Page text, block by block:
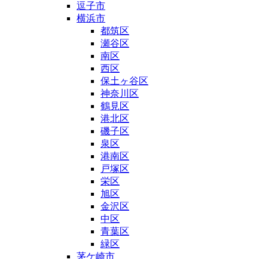
逗子市
横浜市
都筑区
瀬谷区
南区
西区
保土ヶ谷区
神奈川区
鶴見区
港北区
磯子区
泉区
港南区
戸塚区
栄区
旭区
金沢区
中区
青葉区
緑区
茅ケ崎市